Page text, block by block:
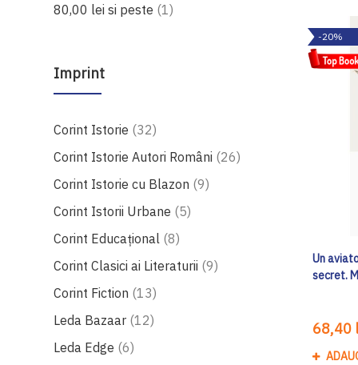
80,00 lei si peste 1produs
Imprint
Corint Istorie 32produse
Corint Istorie Autori Români 26produse
Corint Istorie cu Blazon 9produse
Corint Istorii Urbane
5produse
Corint Educaţional 8produse
Corint Clasici ai Literaturii 9produse
Corint Fiction 13produse
Leda Bazaar 12produse
Leda Edge 6produse
-20%
Un
secret.
68,40